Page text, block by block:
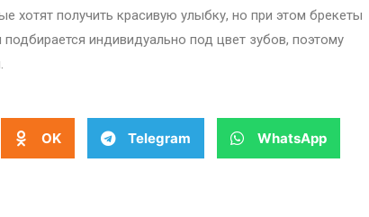
хотят получить красивую улыбку, но при этом брекеты
индивидуально под цвет зубов, поэтому
OK Telegram WhatsApp